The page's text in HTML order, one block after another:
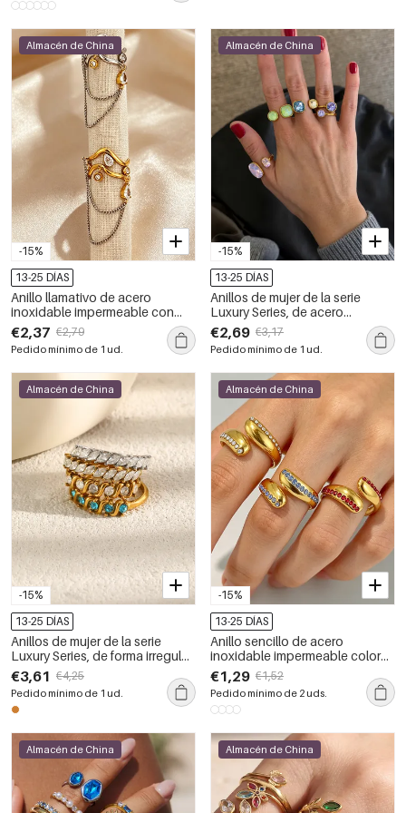
color dorado.
-15%
Almacén de China
13-25 DÍAS
Anillo llamativo de acero
inoxidable impermeable con
borla y circonita color oro y
diseño de gota.
€2,37 €2,79
Pedido mínimo de 1 ud.
-15%
Almacén de China
13-25 DÍAS
Anillos de mujer de la serie
Luxury Series, de acero
inoxidable con forma irregular,
resistentes al agua y con
circonitas color oro.
€2,69 €3,17
Pedido mínimo de 1 ud.
-15%
Almacén de China
13-25 DÍAS
Anillos de mujer de la serie
Luxury Series, de forma irregular
sencilla, de acero inoxidable,
resistentes al agua y con
circonitas color oro.
€3,61 €4,25
Pedido mínimo de 1 ud.
-15%
Almacén de China
13-25 DÍAS
Anillo sencillo de acero
inoxidable impermeable color
dorado con diamantes de
imitación para mujer.
€1,29 €1,52
Pedido mínimo de 2 uds.
Almacén de China Almacén de China